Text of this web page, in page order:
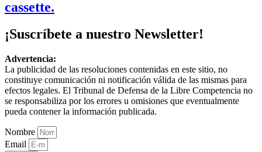
cassette.
¡Suscríbete a nuestro Newsletter!
Advertencia:
La publicidad de las resoluciones contenidas en este sitio, no
constituye comunicación ni notificación válida de las mismas para
efectos legales. El Tribunal de Defensa de la Libre Competencia no
se responsabiliza por los errores u omisiones que eventualmente
pueda contener la información publicada.
Nombre
Email